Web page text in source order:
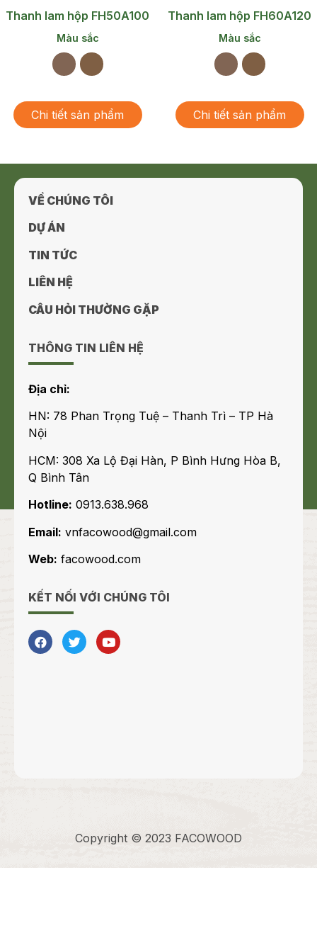
Thanh lam hộp FH50A100
Màu sắc
Chi tiết sản phẩm
Thanh lam hộp FH60A120
Màu sắc
Chi tiết sản phẩm
VỀ CHÚNG TÔI
DỰ ÁN
TIN TỨC
LIÊN HỆ
CÂU HỎI THƯỜNG GẶP
THÔNG TIN LIÊN HỆ
Địa chỉ:
HN: 78 Phan Trọng Tuệ – Thanh Trì – TP Hà
Nội
HCM: 308 Xa Lộ Đại Hàn, P Bình Hưng Hòa B,
Q Bình Tân
Hotline: 0913.638.968
Email: vnfacowood@gmail.com
Web: facowood.com
KẾT NỐI VỚI CHÚNG TÔI
Copyright © 2023 FACOWOOD